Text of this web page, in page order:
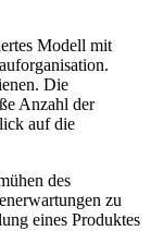
Modell mit
Die
Anzahl der
auf die
des
zu
eines Produktes